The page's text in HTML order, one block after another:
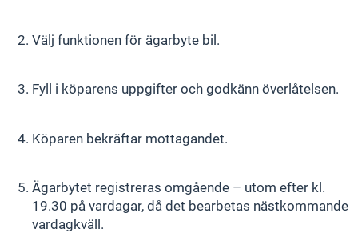
Välj funktionen för ägarbyte bil.
Fyll i köparens uppgifter och godkänn överlåtelsen.
Köparen bekräftar mottagandet.
Ägarbytet registreras omgående – utom efter kl.
19.30 på vardagar, då det bearbetas nästkommande
vardagkväll.